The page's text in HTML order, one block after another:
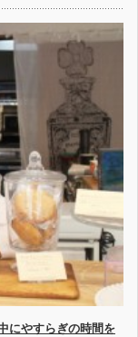
にやすらぎの時間を